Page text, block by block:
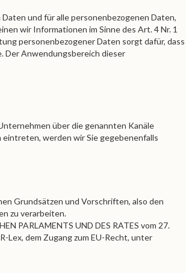
und für alle personenbezogenen Daten,
wir Informationen im Sinne des Art. 4 Nr. 1
personenbezogener Daten sorgt dafür, dass
Der Anwendungsbereich dieser
über die genannten Kanäle
werden wir Sie gegebenenfalls
Grundsätzen und Vorschriften, also den
zu verarbeiten.
PARLAMENTS UND DES RATES vom 27.
Lex, dem Zugang zum EU-Recht, unter